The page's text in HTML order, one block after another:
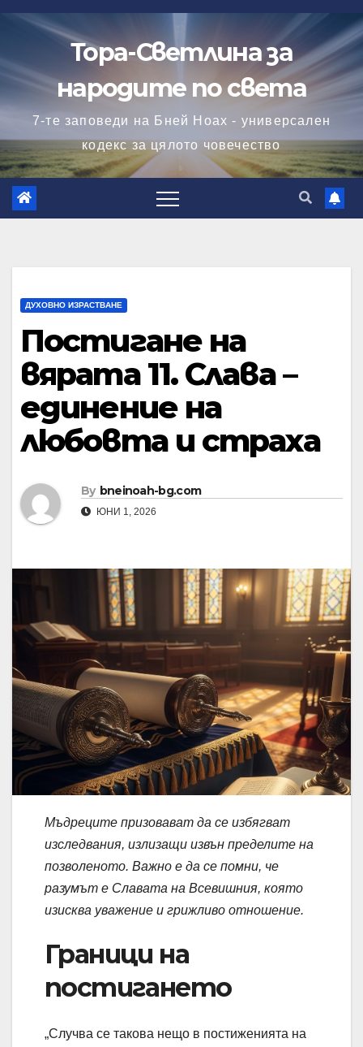
Skip
content
Тора-Светлина за
народите по света
7-те заповеди на Бней Ноах - универсален
кодекс за цялото човечество
ДУХОВНО ИЗРАСТВАНЕ
Постигане на
вярата 11. Слава –
единение на
любовта и страха
By bneinoah-bg.com
ЮНИ 1, 2026
Мъдреците призовават да се избягват
изследвания, излизащи извън пределите на
позволеното. Важно е да се помни, че
разумът е Славата на Всевишния, която
изисква уважение и грижливо отношение.
Граници на
постигането
„Случва се такова нещо в постиженията на